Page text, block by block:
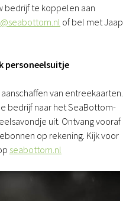
bedrijf te koppelen aan
of bel met Jaap
personeelsuitje
van entreekaarten.
bedrijf naar het SeaBottom-
uit. Ontvang vooraf
op rekening. Kijk voor
seabottom.nl